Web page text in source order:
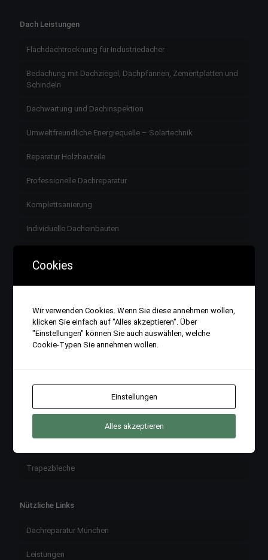
Dach Leistungen
Flachdachtrocknung für Industriedächer
Bedachung mit Dachziegel, Dachpfannen, Zementplatten und
Schindeln
Dachwartung und Dachinspektion
Umweltfreundliche Energiequelle – Solartechnik
Reparatur Holzbauteile
Professionelle Dachreparatur
Komplettsanierung
Individuelle Dacheinbauten
Dachgaube
Dachfenster
Dacheindeckung
Trapezbleche
Nützliche Links
Dachreparatur München
Leistungen
Cookies
Wir verwenden Cookies. Wenn Sie diese annehmen wollen,
klicken Sie einfach auf "Alles akzeptieren". Über
"Einstellungen" können Sie auch auswählen, welche
Cookie-Typen Sie annehmen wollen.
Einstellungen
Alles akzeptieren